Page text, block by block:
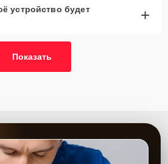
устройство будет
+
Показать